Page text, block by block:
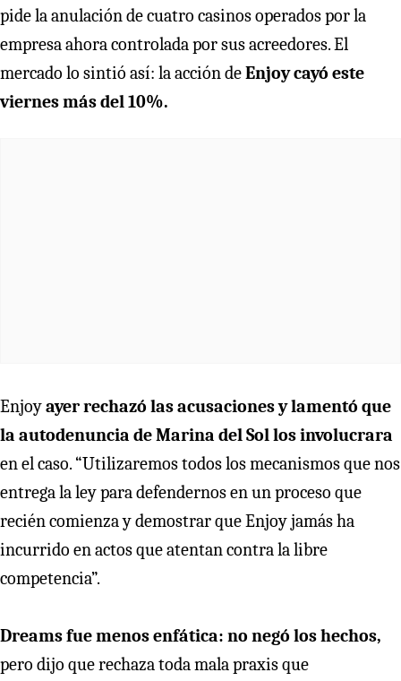
pide la anulación de cuatro casinos operados por la
empresa ahora controlada por sus acreedores. El
mercado lo sintió así: la acción deEnjoy cayó este
viernes más del 10%.
Enjoyayer rechazó las acusaciones y lamentó que
la autodenuncia de Marina del Sol los involucrara
en el caso. “Utilizaremos todos los mecanismos que nos
entrega la ley para defendernos en un proceso que
recién comienza y demostrar que Enjoy jamás ha
incurrido en actos que atentan contra la libre
competencia”.
Dreams fue menos enfática: no negó los hechos,
pero dijo que rechaza toda mala praxis que